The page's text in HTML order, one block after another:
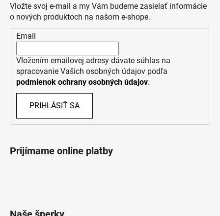
Vložte svoj e-mail a my Vám budeme zasielať informácie
o nových produktoch na našom e-shope.
Email
Vložením emailovej adresy dávate súhlas na
spracovanie Vašich osobných údajov podľa
podmienok ochrany osobných údajov.
PRIHLÁSIŤ SA
Prijímame online platby